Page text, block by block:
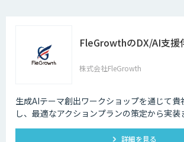
FleGrowthのDX/AI支援
株式会社FleGrowth
生成AIテーマ創出ワークショップを通じて貴
し、最適なアクションプランの策定から実装
詳細を見る